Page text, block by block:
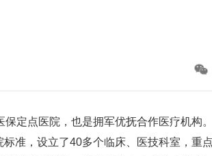
定点医院，也是拥军优抚合作医疗机构
准，设立了40多个临床、医技科室，重